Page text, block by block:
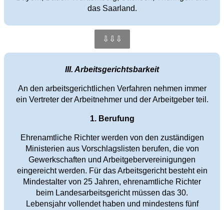
das Saarland.
⇩⇩⇩
III. Arbeitsgerichtsbarkeit
An den arbeitsgerichtlichen Verfahren nehmen immer
ein Vertreter der Arbeitnehmer und der Arbeitgeber teil.
1. Berufung
Ehrenamtliche Richter werden von den zuständigen
Ministerien aus Vorschlagslisten berufen, die von
Gewerkschaften und Arbeitgebervereinigungen
eingereicht werden. Für das Arbeitsgericht besteht ein
Mindestalter von 25 Jahren, ehrenamtliche Richter
beim Landesarbeitsgericht müssen das 30.
Lebensjahr vollendet haben und mindestens fünf